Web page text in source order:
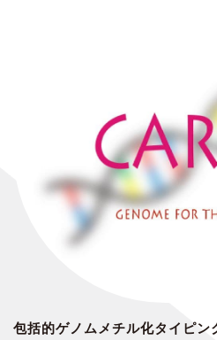
包括的ゲノムメチル化タイピン